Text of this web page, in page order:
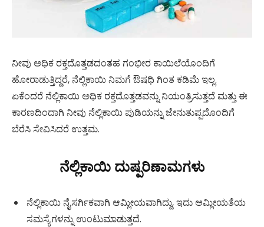
ನೀವು ಅಧಿಕ ರಕ್ತದೊತ್ತಡದಂತಹ ಗಂಭೀರ ಕಾಯಿಲೆಯೊಂದಿಗೆ
ಹೋರಾಡುತ್ತಿದ್ದರೆ, ನೆಲ್ಲಿಕಾಯಿ ನಿಮಗೆ ಔಷಧಿ ಗಿಂತ ಕಡಿಮೆ ಇಲ್ಲ.
ಏಕೆಂದರೆ ನೆಲ್ಲಿಕಾಯಿ ಅಧಿಕ ರಕ್ತದೊತ್ತಡವನ್ನು ನಿಯಂತ್ರಿಸುತ್ತದೆ ಮತ್ತು ಈ
ಕಾರಣದಿಂದಾಗಿ ನೀವು ನೆಲ್ಲಿಕಾಯಿ ಪುಡಿಯನ್ನು ಜೇನುತುಪ್ಪದೊಂದಿಗೆ
ಬೆರೆಸಿ ಸೇವಿಸಿದರೆ ಉತ್ತಮ.
ನೆಲ್ಲಿಕಾಯಿ ದುಷ್ಪರಿಣಾಮಗಳು
ನೆಲ್ಲಿಕಾಯಿ ನೈಸರ್ಗಿಕವಾಗಿ ಆಮ್ಲೀಯವಾಗಿದ್ದು, ಇದು ಆಮ್ಲೀಯತೆಯ
ಸಮಸ್ಯೆಗಳನ್ನು ಉಂಟುಮಾಡುತ್ತದೆ.